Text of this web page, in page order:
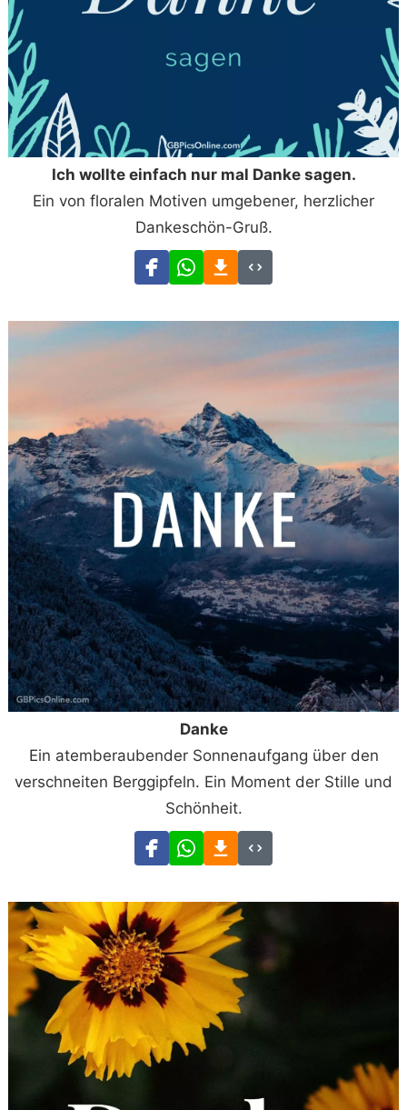
Ich wollte einfach nur mal Danke sagen.
Ein von floralen Motiven umgebener, herzlicher
Dankeschön-Gruß.
Danke
Ein atemberaubender Sonnenaufgang über den
verschneiten Berggipfeln. Ein Moment der Stille und
Schönheit.